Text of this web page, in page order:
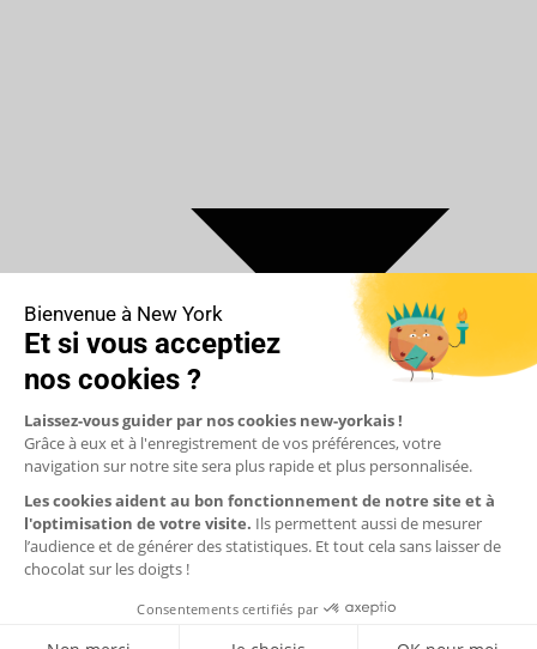
€ Euro
$ Dollar US
$ Dollar Canadien
₣ Franc Suisse
£ Livre sterling